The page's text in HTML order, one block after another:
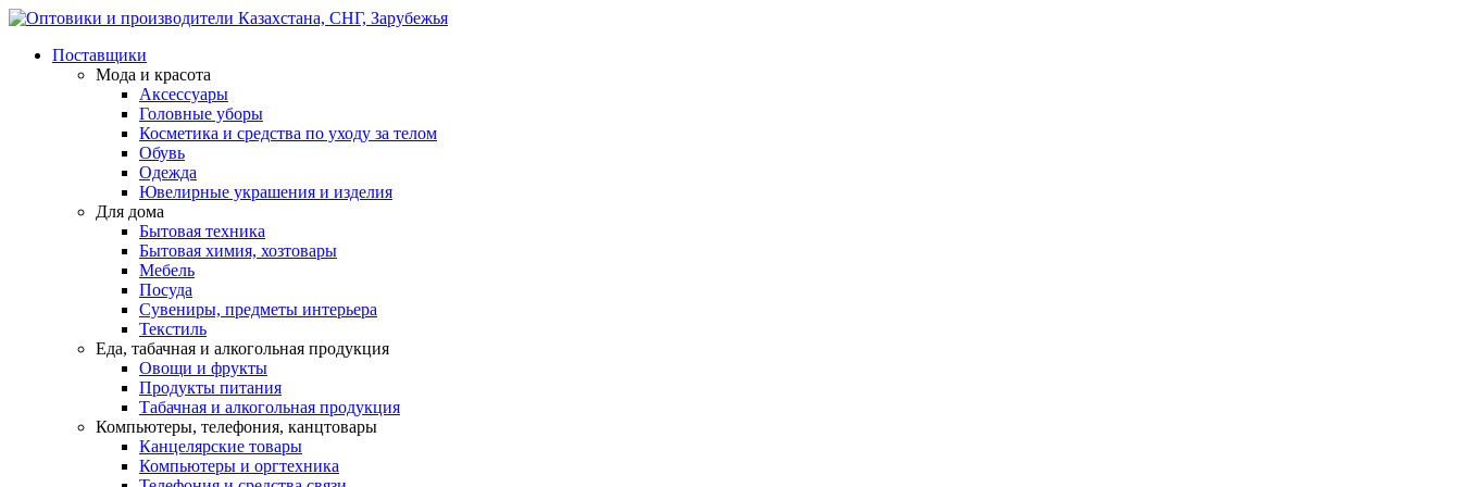
Поставщики
Мода и красота
Аксессуары
Головные уборы
Косметика и средства по уходу за телом
Обувь
Одежда
Ювелирные украшения и изделия
Для дома
Бытовая техника
Бытовая химия, хозтовары
Мебель
Посуда
Сувениры, предметы интерьера
Текстиль
Еда, табачная и алкогольная продукция
Овощи и фрукты
Продукты питания
Табачная и алкогольная продукция
Компьютеры, телефония, канцтовары
Канцелярские товары
Компьютеры и оргтехника